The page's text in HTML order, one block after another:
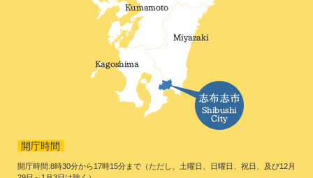
開庁時間
開庁時間:8時30分から17時15分まで（ただし、土曜日、日曜日、祝日、及び12月